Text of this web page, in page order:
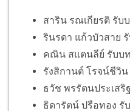
สาริน รณเกียรติ รับ
รินรดา แก้วบัวสาย
คณิน สแตนลีย์ รับบท
รังสิกานต์ โรจน์ชีวิ
ธวัช พรรัตนประเส
ธิดารัตน์ ปรือทอง รั